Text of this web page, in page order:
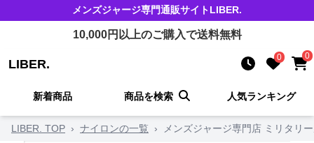
メンズジャージ専門通販サイトLIBER.
10,000円以上のご購入で送料無料
LIBER. 0 0
新着商品 商品を検索 人気ランキング
LIBER. TOP › ナイロンの一覧 › メンズジャージ専門店 ミリタリ